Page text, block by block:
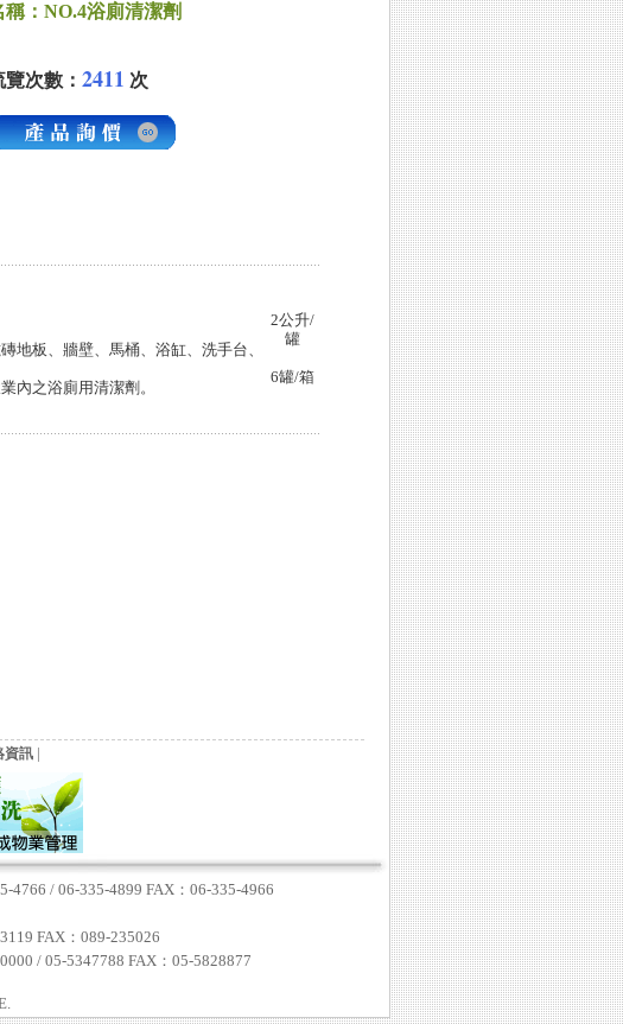
稱：NO.4浴廁清潔劑
覽次數： 2411 次
地板、牆壁、馬桶、浴缸、洗手台、
內之浴廁用清潔劑。
2公升/
罐
6罐/箱
資訊 |
/ 06-335-4899 FAX：06-335-4966
FAX：089-235026
/ 05-5347788 FAX：05-5828877